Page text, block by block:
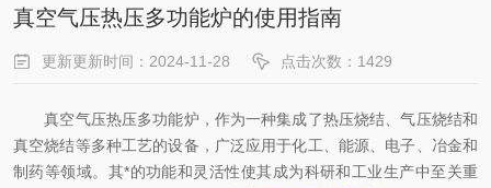
真空气压热压多功能炉的使用指南
更新更新时间：2024-11-28 点击次数：1429
真空气压热压多功能炉，作为一种集成了热压烧结、气压烧结和
真空烧结等多种工艺的设备，广泛应用于化工、能源、电子、冶金和
制药等领域。其*的功能和灵活性使其成为科研和工业生产中至关重